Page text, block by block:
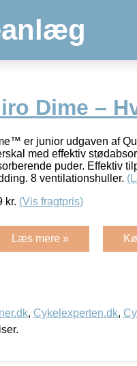
Dime –
er junior udgaven af
med effektiv
puder. Effektiv
8 ventilationshuller.
kr. (Vis fragtpris)
Læs mere »
, Cykelexperten.dk,